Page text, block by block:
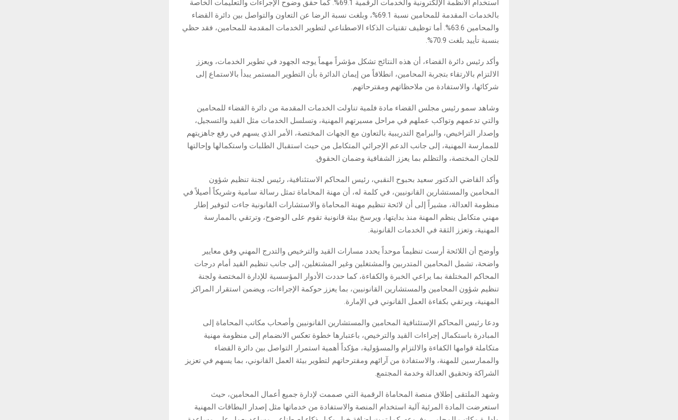
استخدام الأنظمة الإلكترونية والخدمات الرقمية 69.1%. كما حقق وضوح الإجراءات والتعليمات الخاصة
بالخدمات المقدمة للمحامين نسبة 69.1%، وبلغت نسبة الرضا عن التعاون والتواصل بين دائرة القضاء
والمحامين 63.6%. أما توظيف تقنيات الذكاء الاصطناعي لتطوير الخدمات المقدمة للمحامين، فقد حظي
بنسبة تأييد بلغت 70.9%.
وأكد رئيس دائرة القضاء، أن هذه النتائج تشكل مؤشراً مهماً يوجه الجهود في تطوير الخدمات، ويعزز
الالتزام بالارتقاء بتجربة المحامين، انطلاقاً من إيمان الدائرة بأن التطوير المستمر يبدأ بالاستماع إلى
شركائها، والاستفادة من ملاحظاتهم ومقترحاتهم.
وشاهد سمو رئيس مجلس القضاء مادة فلمية تناولت الخدمات المقدمة من دائرة القضاء للمحامين
والتي تدعمهم وتواكب عملهم في مراحل مسيرتهم المهنية، وتسلسل الخدمات مثل القيد والتسجيل،
وإصدار التراخيص، والبرامج التدريبية بالتعاون مع الجهات المختصة، الأمر الذي يسهم في رفع جاهزيتهم
للممارسة المهنية، إلى جانب الدعم الإجرائي المتكامل من حيث استقبال الطلبات واستكمالها وإحالتها
للجان المختصة، والتظلم بما يعزز الشفافية وضمان الحقوق.
وأكد القاضي الدكتور سعيد بحبوح النقبي، رئيس المحاكم الاستئنافية، رئيس لجنة تنظيم شؤون
المحامين والمستشارين القانونيين، في كلمة له، أن مهنة المحاماة تمثل رسالة سامية وشريكاً أصيلاً في
منظومة العدالة، مشيراً إلى أن لائحة تنظيم مهنة المحاماة والاستشارات القانونية جاءت لتوفير إطار
مهني متكامل ينظم المهنة منذ بدايتها، ويرسخ بيئة قانونية تقوم على الوضوح، وترتقي بالممارسة
المهنية، وتعزز الثقة في الخدمات القانونية.
وأوضح أن اللائحة أرست تنظيماً موحداً يحدد مسارات القيد والترخيص والتدرج المهني وفق معايير
واضحة، تشمل المحامين المتدربين والمشتغلين وغير المشتغلين، إلى جانب تنظيم القيد أمام درجات
المحاكم المختلفة بما يراعي الخبرة والكفاءة، كما حددت الأدوار المؤسسية للإدارة المختصة ولجنة
تنظيم شؤون المحامين والمستشارين القانونيين، بما يعزز حوكمة الإجراءات، ويضمن استقرار المراكز
المهنية، ويرتقي بكفاءة العمل القانوني في الإمارة.
ودعا رئيس المحاكم الإستئنافية المحامين والمستشارين القانونيين وأصحاب مكاتب المحاماة إلى
المبادرة باستكمال إجراءات القيد والترخيص، باعتبارها خطوة تعكس الانضمام إلى منظومة مهنية
متكاملة قوامها الكفاءة والالتزام والمسؤولية، مؤكداً أهمية استمرار التواصل بين دائرة القضاء
والممارسين للمهنة، والاستفادة من آرائهم ومقترحاتهم لتطوير بيئة العمل القانوني، بما يسهم في تعزيز
الشراكة وتحقيق العدالة وخدمة المجتمع.
وشهد الملتقى إطلاق منصة المحاماة الرقمية التي صممت لإدارة جميع أعمال المحامين، حيث
استعرضت المادة المرئية آلية استخدام المنصة والاستفادة من خدماتها مثل إصدار البطاقات المهنية